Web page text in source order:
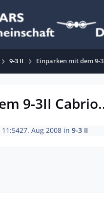
9-3 II Einparken mit dem 9-
9-3II
27. Aug 2008in 9-3 II